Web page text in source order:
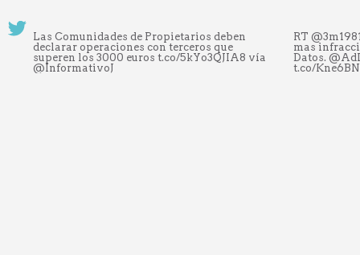
Las Comunidades de Propietarios deben
declarar operaciones con terceros que
superen los 3000 euros t.co/5kYo3QJIA8 vía
@InformativoJ
RT
mas
Datos.
t.co/